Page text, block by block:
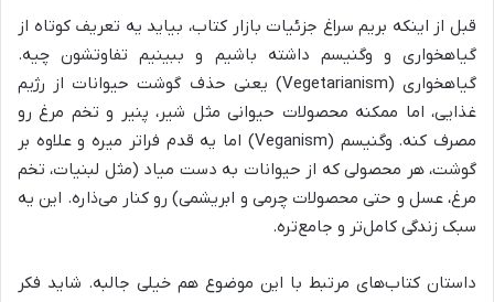
قبل از اینکه بریم سراغ جزئیات بازار کتاب، بیاید یه تعریف کوتاه از
گیاهخواری و وگنیسم داشته باشیم و ببینیم تفاوتشون چیه.
گیاهخواری (Vegetarianism) یعنی حذف گوشت حیوانات از رژیم
غذایی، اما ممکنه محصولات حیوانی مثل شیر، پنیر و تخم مرغ رو
مصرف کنه. وگنیسم (Veganism) اما یه قدم فراتر میره و علاوه بر
گوشت، هر محصولی که از حیوانات به دست میاد (مثل لبنیات، تخم
مرغ، عسل و حتی محصولات چرمی و ابریشمی) رو کنار می‌ذاره. این یه
سبک زندگی کامل‌تر و جامع‌تره.
داستان کتاب‌های مرتبط با این موضوع هم خیلی جالبه. شاید فکر